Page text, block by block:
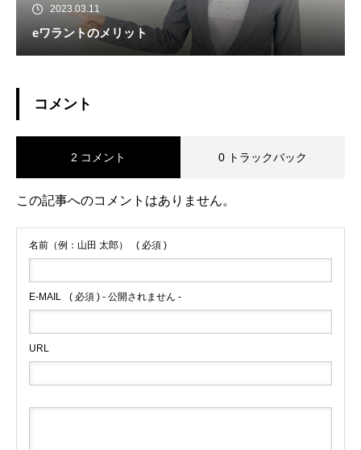
2023.03.11
eワラントのメリット
コメント
2 コメント 0 トラックバック
この記事へのコメントはありません。
名前（例：山田 太郎） ( 必須 )
E-MAIL ( 必須 ) - 公開されません -
URL